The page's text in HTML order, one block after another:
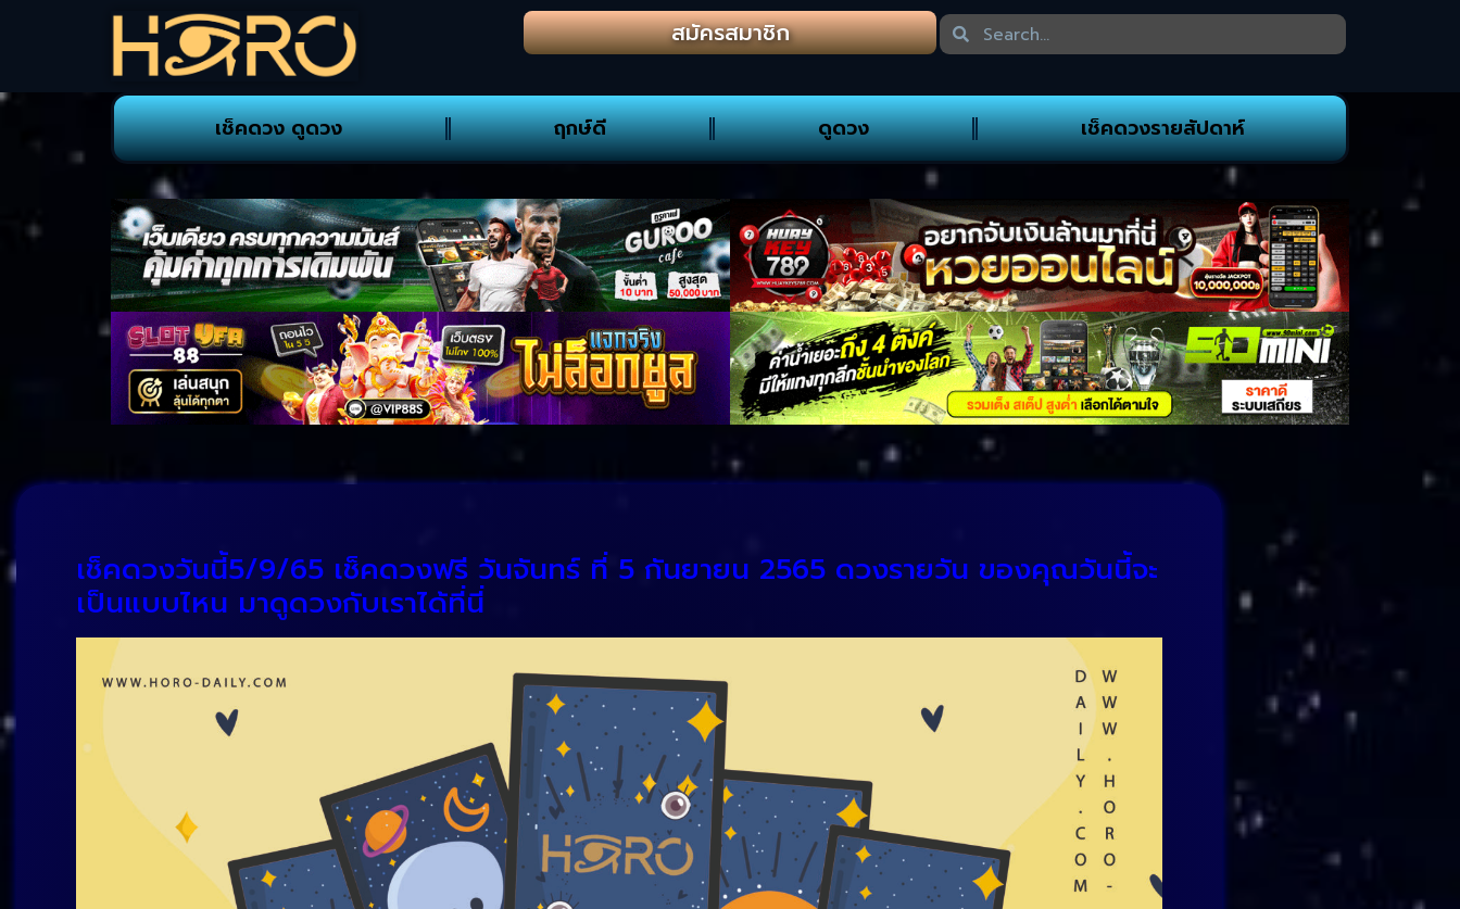
สมัครสมาชิก
เช็คดวง ดูดวง ฤกษ์ดี ดูดวง เช็คดวงรายสัปดาห์
เช็คดวงวันนี้5/9/65 เช็คดวงฟรี วันจันทร์ ที่ 5 กันยายน 2565 ดวงรายวัน ของคุณวันนี้จะ
เป็นแบบไหน มาดูดวงกับเราได้ที่นี่